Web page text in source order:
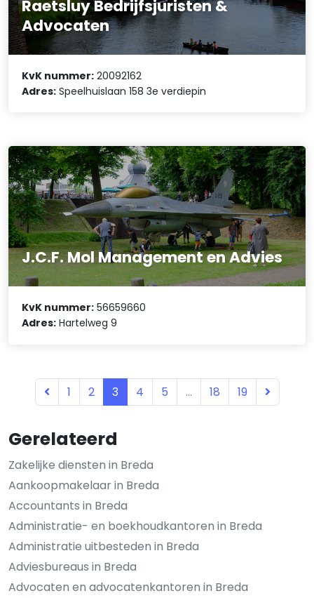
Gerelateerd
Zakelijke diensten in Breda
Aankoopmakelaar in Breda
Accountants in Breda
Administratie- en boekhoudkantoren in Breda
Administratie uitbesteden in Breda
Adviesbureaus in Breda
Advocaten en advocatenkantoren in Breda
Raetsluy Bedrijfsjuristen &
Advocaten
KvK nummer: 20092162
Adres: Speelhuislaan 158 3e verdiepin
J.C.F. Mol Management en Advies
KvK nummer: 56659660
Adres: Hartelweg 9
1 2 3 4 5 ... 18 19